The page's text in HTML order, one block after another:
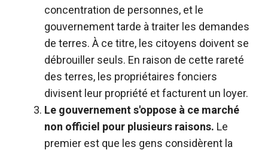
concentration de personnes, et le
gouvernement tarde à traiter les demandes
de terres. À ce titre, les citoyens doivent se
débrouiller seuls. En raison de cette rareté
des terres, les propriétaires fonciers
divisent leur propriété et facturent un loyer.
Le gouvernement s'oppose à ce marché
non officiel pour plusieurs raisons. Le
premier est que les gens considèrent la